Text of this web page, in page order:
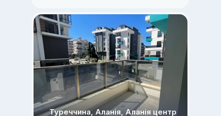
Туреччина, Аланія, Аланія центр